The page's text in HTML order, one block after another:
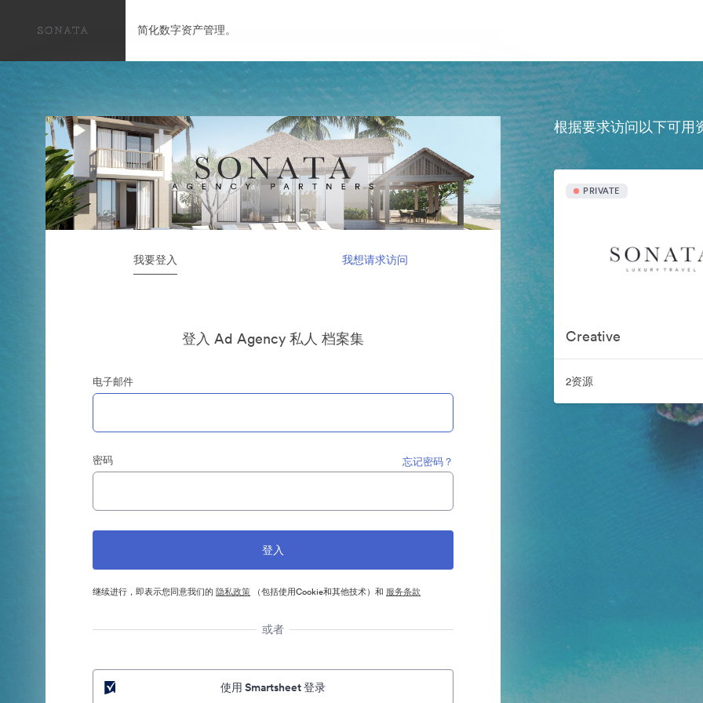
简化数字资产管理。
我要登入 我想请求访问
登入 Ad Agency 私人 档案集
电子邮件
密码 忘记密码？
继续进行，即表示您同意我们的隐私政策 （包括使用Cookie和其他技术）和 服务条款
或者
使用 Smartsheet 登录
根据要求访问以下可用
PRIVATE
Creative
2资源